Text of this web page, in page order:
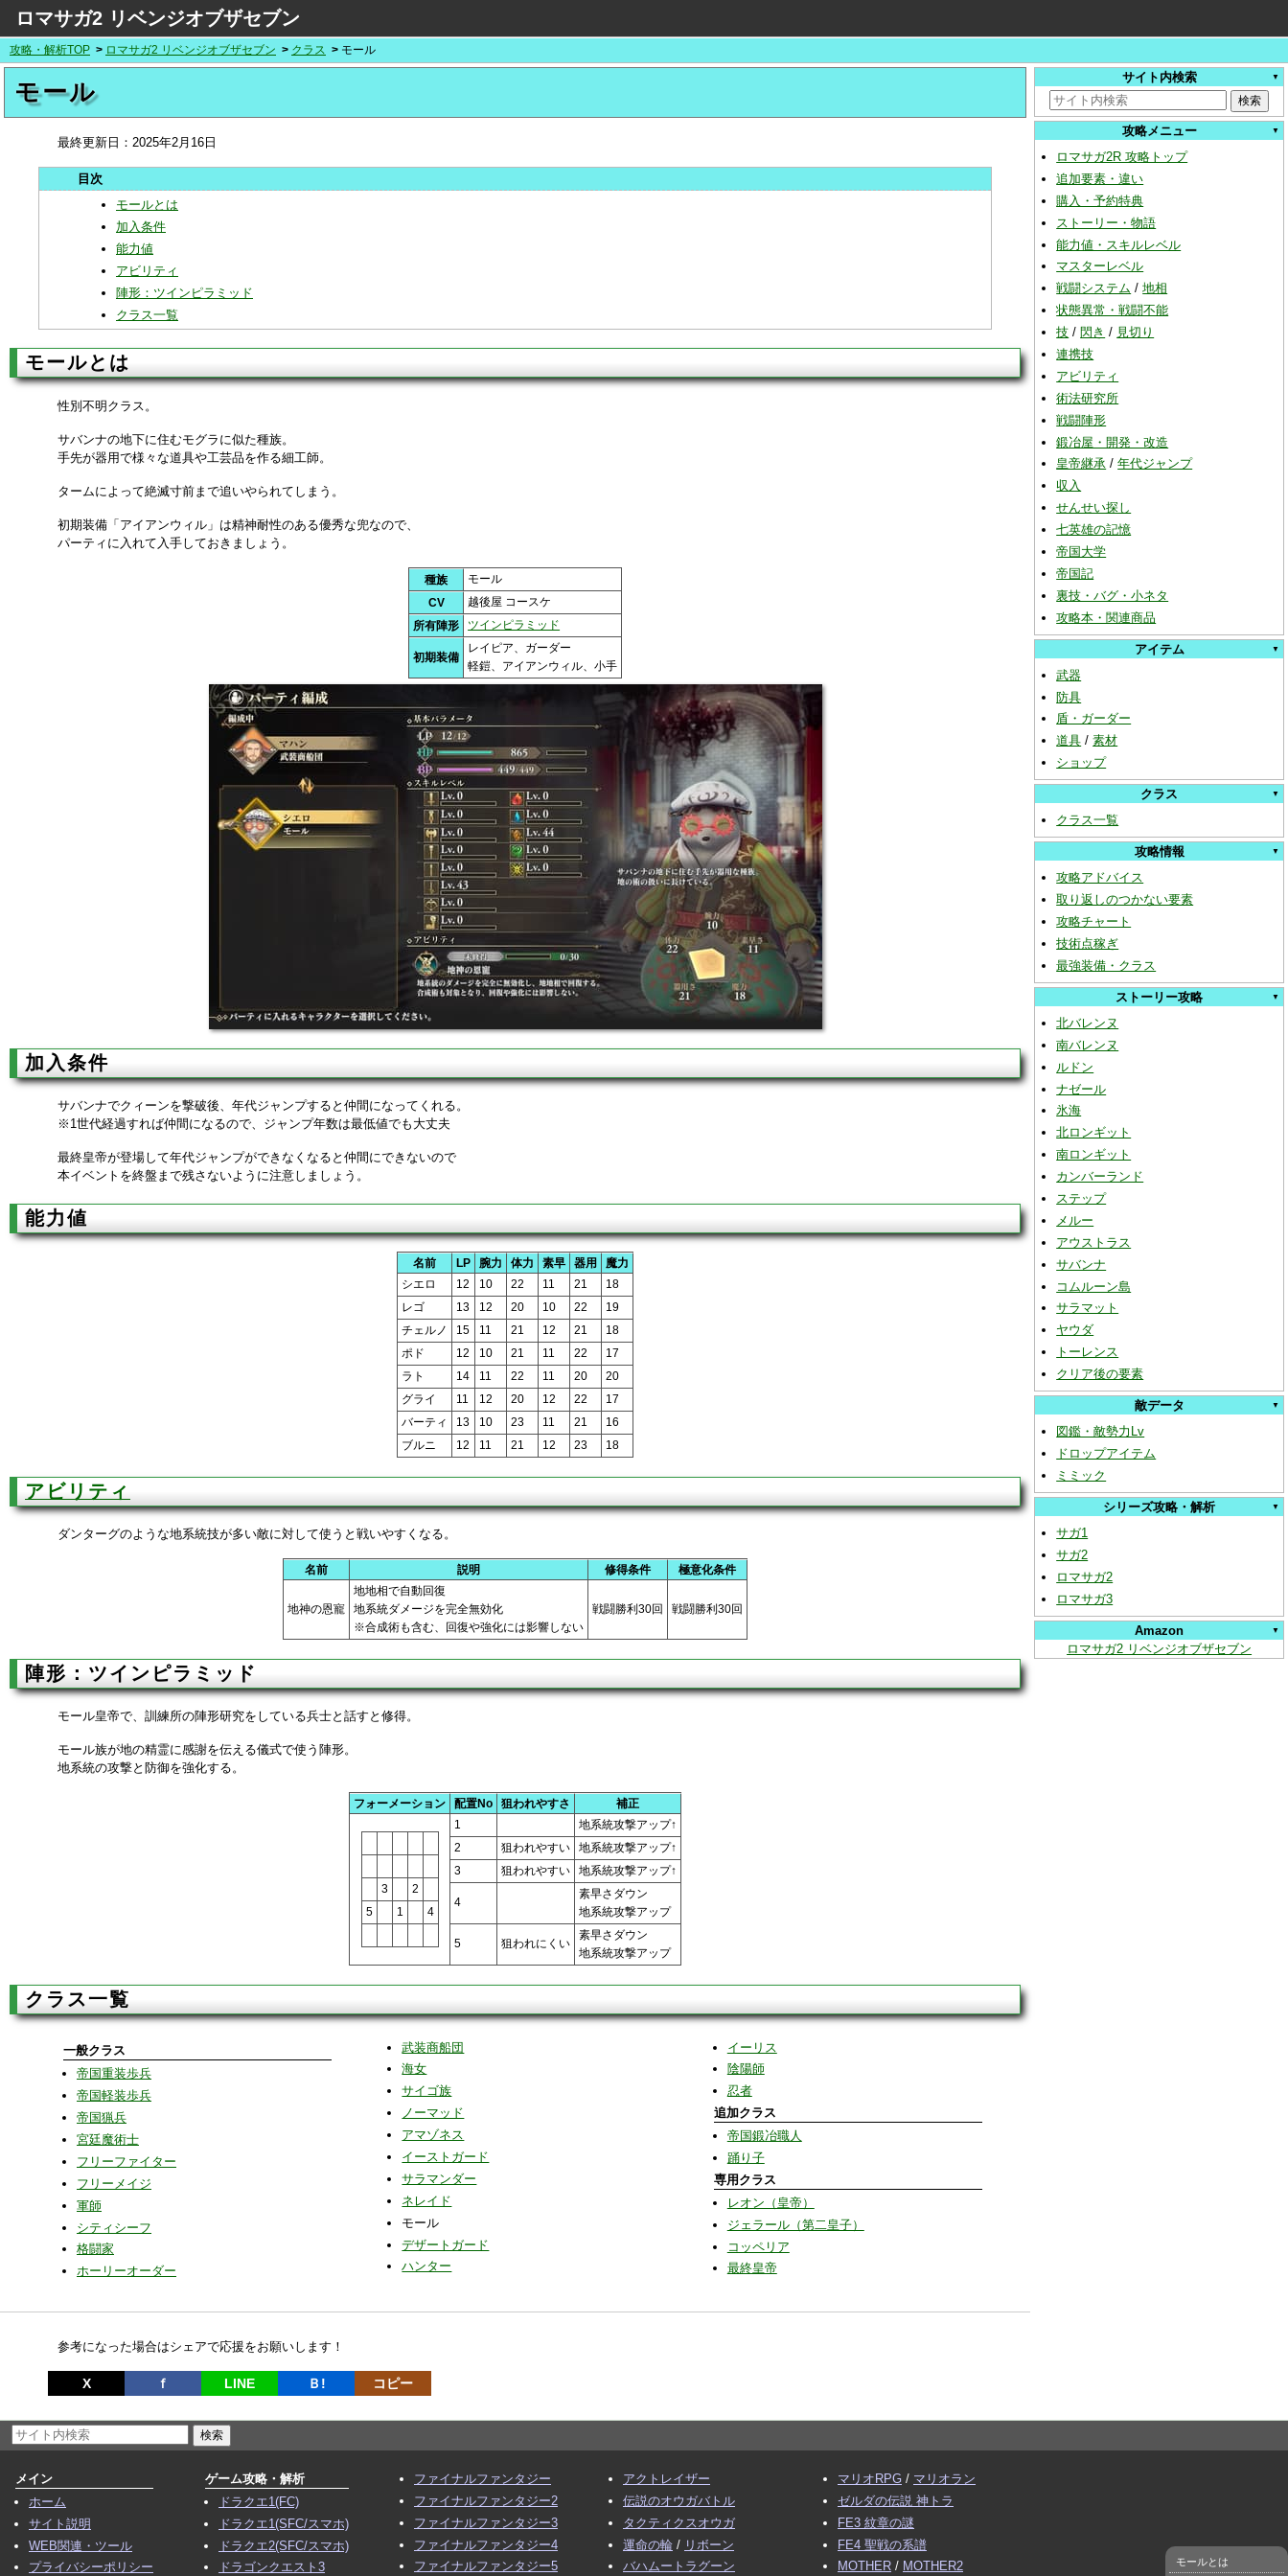
ロマサガ2 リベンジオブザセブン
攻略・解析TOP ロマサガ2 リベンジオブザセブン クラス モール
モール
最終更新日： 2025年2月16日
モールとは
加入条件
能力値
アビリティ
陣形：ツインピラミッド
クラス一覧
モールとは
性別不明クラス。
サバンナの地下に住むモグラに似た種族。
手先が器用で様々な道具や工芸品を作る細工師。
タームによって絶滅寸前まで追いやられてしまう。
初期装備「アイアンウィル」は精神耐性のある優秀な兜なので、
パーティに入れて入手しておきましょう。
種族
モール
CV
越後屋 コースケ
所有陣形
ツインピラミッド
初期装備
レイピア、ガーダー
軽鎧、アイアンウィル、小手
加入条件
サバンナでクィーンを撃破後、年代ジャンプすると仲間になってくれる。
※1世代経過すれば仲間になるので、ジャンプ年数は最低値でも大丈夫
最終皇帝が登場して年代ジャンプができなくなると仲間にできないので
本イベントを終盤まで残さないように注意しましょう。
能力値
名前 LP 腕力 体力 素早 器用
魔力
シエロ
12 10 22 11 21
18
レゴ
13 12 20 10 22
19
チェルノ
15 11 21 12 21
18
ポド
12 10 21 11 22
17
ラト
14 11 22 11 20
20
グライ
11 12 20 12 22
17
バーティ
13 10 23 11 21
16
ブルニ
12 11 21 12 23 18
アビリティ
ダンターグのような地系統技が多い敵に対して使うと戦いやすくなる。
名前 説明 修得条件 極意化条件
地神の恩寵
地地相で自動回復
地系統ダメージを完全無効化
※合成術も含む、回復や強化には影響しない
戦闘勝利30回 戦闘勝利30回
陣形：ツインピラミッド
モール皇帝で、訓練所の陣形研究をしている兵士と話すと修得。
モール族が地の精霊に感謝を伝える儀式で使う陣形。
地系統の攻撃と防御を強化する。
フォーメーション 配置No 狙われやすさ 補正
3
2
5
1 4
1
地系統攻撃アップ↑
2
狙われやすい
地系統攻撃アップ↑
3
狙われやすい 地系統攻撃アップ↑
4
素早さダウン
地系統攻撃アップ
5 狙われにくい
素早さダウン
地系統攻撃アップ
クラス一覧
一般クラス
帝国重装歩兵
帝国軽装歩兵
帝国猟兵
宮廷魔術士
フリーファイター
フリーメイジ
軍師
シティシーフ
格闘家
ホーリーオーダー
武装商船団
海女
サイゴ族
ノーマッド
アマゾネス
イーストガード
サラマンダー
ネレイド
モール
デザートガード
ハンター
イーリス
陰陽師
忍者
追加クラス
帝国鍛冶職人
踊り子
専用クラス
レオン（皇帝）
ジェラール（第二皇子）
コッペリア
最終皇帝
参考になった場合はシェアで応援をお願いします！
X ｆ LINE Ｂ! コピー
サイト内検索
攻略メニュー
ロマサガ2R 攻略トップ
追加要素・違い
購入・予約特典
ストーリー・物語
能力値・スキルレベル
マスターレベル
戦闘システム /地相
状態異常・戦闘不能
技 / 閃き / 見切り
連携技
アビリティ
術法研究所
戦闘陣形
鍛冶屋・開発・改造
皇帝継承 /年代ジャンプ
収入
せんせい探し
七英雄の記憶
帝国大学
帝国記
裏技・バグ・小ネタ
攻略本・関連商品
アイテム
武器
防具
盾・ガーダー
道具 /素材
ショップ
クラス
クラス一覧
攻略情報
攻略アドバイス
取り返しのつかない要素
攻略チャート
技術点稼ぎ
最強装備・クラス
ストーリー攻略
北バレンヌ
南バレンヌ
ルドン
ナゼール
氷海
北ロンギット
南ロンギット
カンバーランド
ステップ
メルー
アウストラス
サバンナ
コムルーン島
サラマット
ヤウダ
トーレンス
クリア後の要素
敵データ
図鑑・敵勢力Lv
ドロップアイテム
ミミック
シリーズ攻略・解析
サガ1
サガ2
ロマサガ2
ロマサガ3
Amazon
ロマサガ2 リベンジオブザセブン
メイン
ホーム
サイト説明
WEB関連・ツール
プライバシーポリシー
ゲーム攻略・解析
ドラクエ1(FC)
ドラクエ1(SFC/スマホ)
ドラクエ2(SFC/スマホ)
ドラゴンクエスト3
ファイナルファンタジー
ファイナルファンタジー2
ファイナルファンタジー3
ファイナルファンタジー4
ファイナルファンタジー5
アクトレイザー
伝説のオウガバトル
タクティクスオウガ
運命の輪 / リボーン
バハムートラグーン
マリオRPG / マリオラン
ゼルダの伝説 神トラ
FE3 紋章の謎
FE4 聖戦の系譜
MOTHER / MOTHER2
モールとは